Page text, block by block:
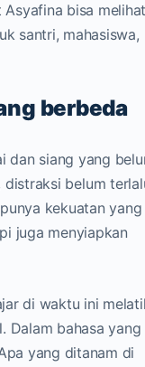
bisa
santri, mahasiswa,
berbeda
dan siang yang
distraksi belum
kekuatan yang
juga menyiapkan
di waktu ini
Dalam bahasa yang
yang ditanam di